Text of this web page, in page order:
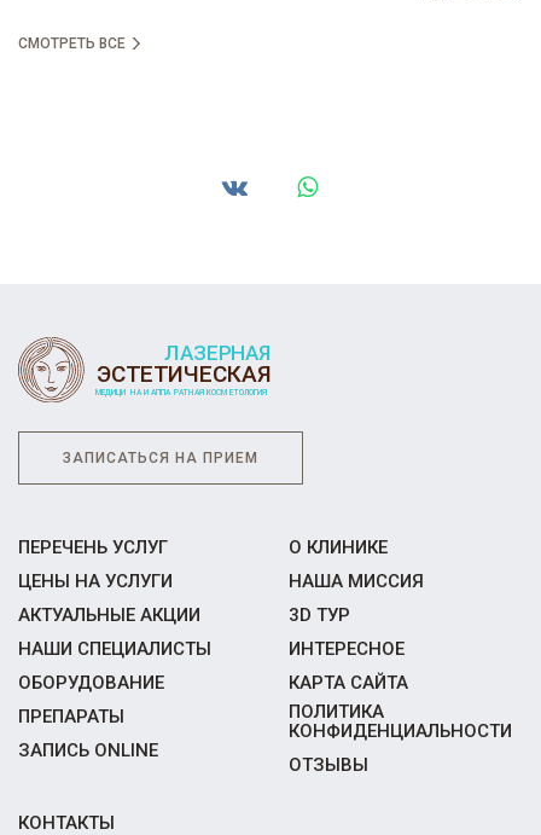
СМОТРЕТЬ ВСЕ
ЗАПИСАТЬСЯ НА ПРИЕМ
ПЕРЕЧЕНЬ УСЛУГ
ЦЕНЫ НА УСЛУГИ
АКТУАЛЬНЫЕ АКЦИИ
НАШИ СПЕЦИАЛИСТЫ
ОБОРУДОВАНИЕ
ПРЕПАРАТЫ
ЗАПИСЬ ONLINE
О КЛИНИКЕ
НАША МИССИЯ
3D ТУР
ИНТЕРЕСНОЕ
КАРТА САЙТА
ПОЛИТИКА
КОНФИДЕНЦИАЛЬНОСТИ
ОТЗЫВЫ
КОНТАКТЫ